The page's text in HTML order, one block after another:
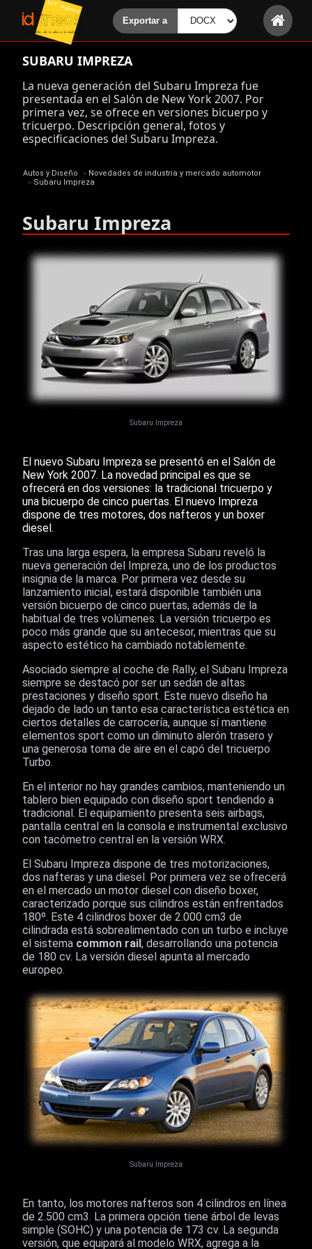
SUBARU IMPREZA
La nueva generación del Subaru Impreza fue
presentada en el Salón de New York 2007. Por
primera vez, se ofrece en versiones bicuerpo y
tricuerpo. Descripción general, fotos y
especificaciones del Subaru Impreza.
Autos y Diseño » Novedades de industria y mercado automotor
» Subaru Impreza
Subaru Impreza
Subaru Impreza
El nuevo Subaru Impreza se presentó en el Salón de
New York 2007. La novedad principal es que se
ofrecerá en dos versiones: la tradicional tricuerpo y
una bicuerpo de cinco puertas. El nuevo Impreza
dispone de tres motores, dos nafteros y un boxer
diesel.
Tras una larga espera, la empresa Subaru reveló la
nueva generación del Impreza, uno de los productos
insignia de la marca. Por primera vez desde su
lanzamiento inicial, estará disponible también una
versión bicuerpo de cinco puertas, además de la
habitual de tres volúmenes. La versión tricuerpo es
poco más grande que su antecesor, mientras que su
aspecto estético ha cambiado notablemente.
Asociado siempre al coche de Rally, el Subaru Impreza
siempre se destacó por ser un sedán de altas
prestaciones y diseño sport. Este nuevo diseño ha
dejado de lado un tanto esa característica estética en
ciertos detalles de carrocería, aunque sí mantiene
elementos sport como un diminuto alerón trasero y
una generosa toma de aire en el capó del tricuerpo
Turbo.
En el interior no hay grandes cambios, manteniendo un
tablero bien equipado con diseño sport tendiendo a
tradicional. El equipamiento presenta seis airbags,
pantalla central en la consola e instrumental exclusivo
con tacómetro central en la versión WRX.
El Subaru Impreza dispone de tres motorizaciones,
dos nafteras y una diesel. Por primera vez se ofrecerá
en el mercado un motor diesel con diseño boxer,
caracterizado porque sus cilindros están enfrentados
180º. Este 4 cilindros boxer de 2.000 cm3 de
cilindrada está sobrealimentado con un turbo e incluye
el sistema common rail, desarrollando una potencia
de 180 cv. La versión diesel apunta al mercado
europeo.
Subaru Impreza
En tanto, los motores nafteros son 4 cilindros en línea
de 2.500 cm3. La primera opción tiene árbol de levas
simple (SOHC) y una potencia de 173 cv. La segunda
versión, que equipará al modelo WRX, agrega a la